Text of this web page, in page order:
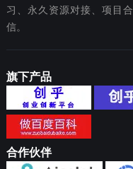
习、永久资源对接、项目
信。
旗下产品
合作伙伴